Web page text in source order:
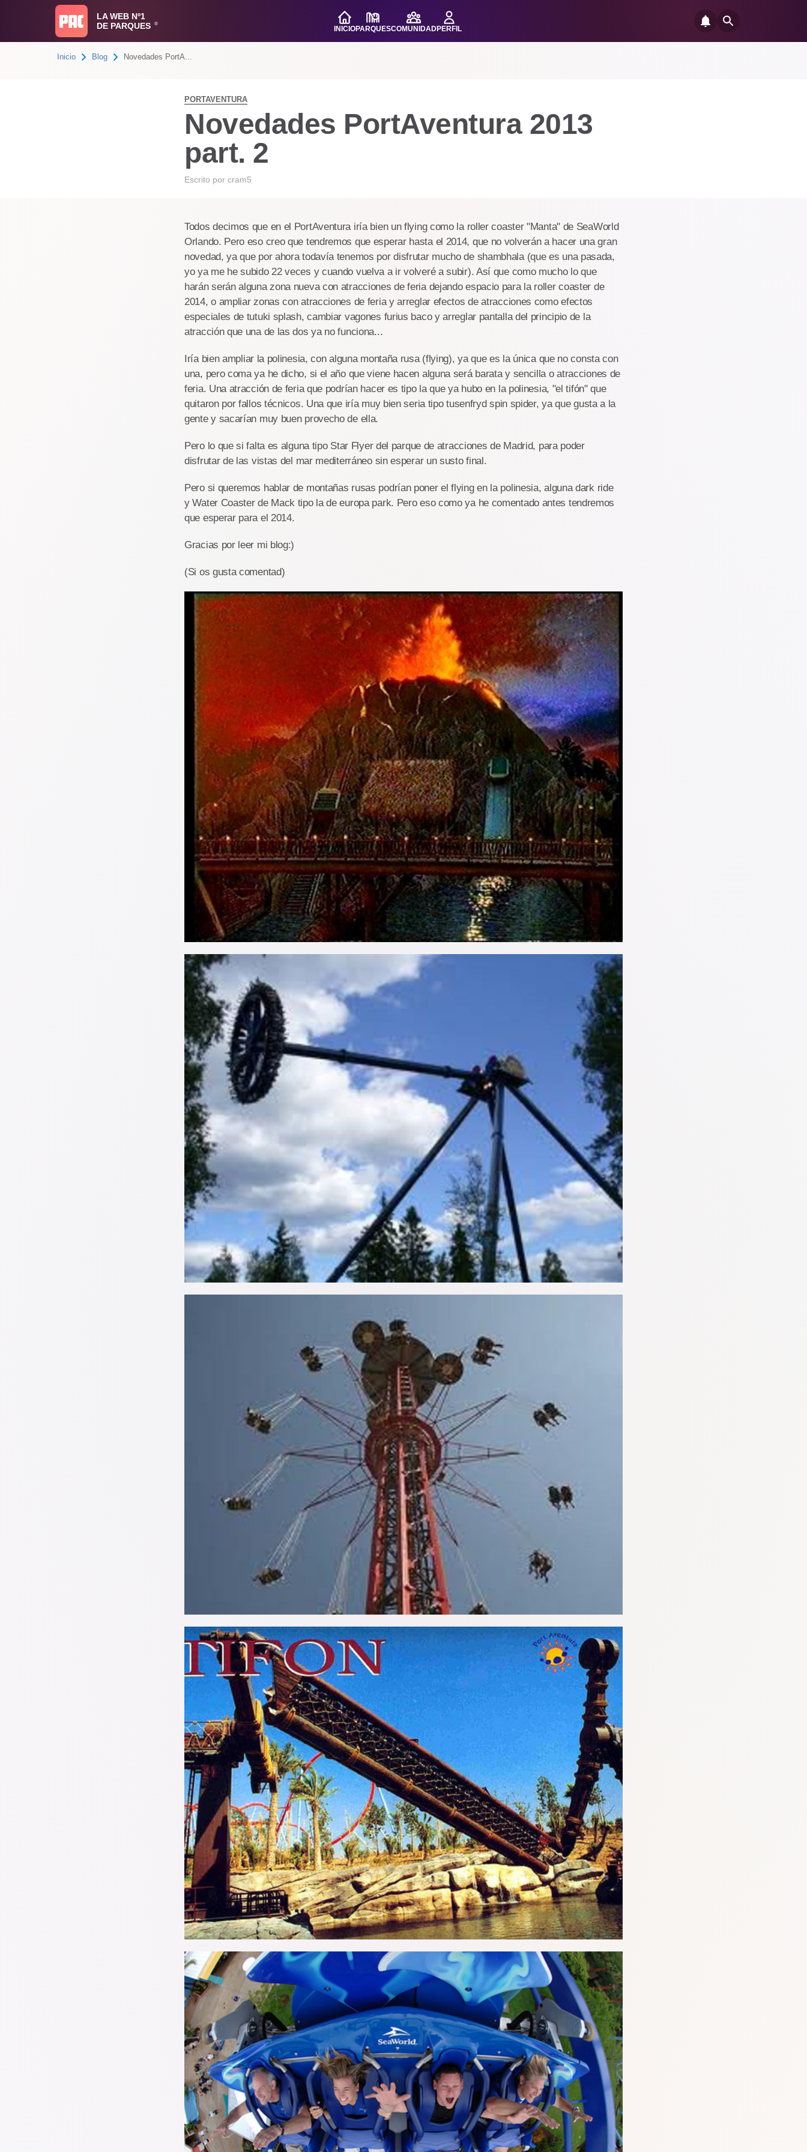
LA WEB Nº1
DE PARQUES
®
INICIOPARQUESCOMUNIDADPERFIL
Inicio Blog Novedades PortA...
PORTAVENTURA
Novedades PortAventura 2013
part. 2
Escrito por cram5
Todos decimos que en el PortAventura iría bien un flying como la roller coaster "Manta" de SeaWorld
Orlando. Pero eso creo que tendremos que esperar hasta el 2014, que no volverán a hacer una gran
novedad, ya que por ahora todavía tenemos por disfrutar mucho de shambhala (que es una pasada,
yo ya me he subido 22 veces y cuando vuelva a ir volveré a subir). Así que como mucho lo que
harán serán alguna zona nueva con atracciones de feria dejando espacio para la roller coaster de
2014, o ampliar zonas con atracciones de feria y arreglar efectos de atracciones como efectos
especiales de tutuki splash, cambiar vagones furius baco y arreglar pantalla del principio de la
atracción que una de las dos ya no funciona...
Iría bien ampliar la polinesia, con alguna montaña rusa (flying), ya que es la única que no consta con
una, pero coma ya he dicho, si el año que viene hacen alguna será barata y sencilla o atracciones de
feria. Una atracción de feria que podrían hacer es tipo la que ya hubo en la polinesia, "el tifón" que
quitaron por fallos técnicos. Una que iría muy bien seria tipo tusenfryd spin spider, ya que gusta a la
gente y sacarían muy buen provecho de ella.
Pero lo que si falta es alguna tipo Star Flyer del parque de atracciones de Madrid, para poder
disfrutar de las vistas del mar mediterráneo sin esperar un susto final.
Pero si queremos hablar de montañas rusas podrían poner el flying en la polinesia, alguna dark ride
y Water Coaster de Mack tipo la de europa park. Pero eso como ya he comentado antes tendremos
que esperar para el 2014.
Gracias por leer mi blog:)
(Si os gusta comentad)